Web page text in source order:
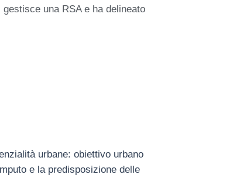
una RSA e ha delineato
urbane: obiettivo urbano
e la predisposizione delle